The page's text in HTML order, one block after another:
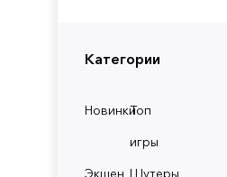
Категории
НовинкиТоп
игры
Экшен Шутеры